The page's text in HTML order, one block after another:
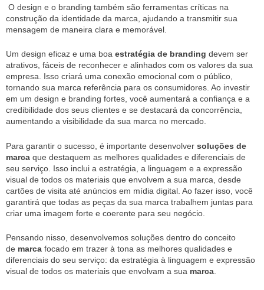
O design e o branding também são ferramentas críticas na
construção da identidade da marca, ajudando a transmitir sua
mensagem de maneira clara e memorável.
Um design eficaz e uma boa estratégia de branding devem ser
atrativos, fáceis de reconhecer e alinhados com os valores da sua
empresa. Isso criará uma conexão emocional com o público,
tornando sua marca referência para os consumidores. Ao investir
em um design e branding fortes, você aumentará a confiança e a
credibilidade dos seus clientes e se destacará da concorrência,
aumentando a visibilidade da sua marca no mercado.
Para garantir o sucesso, é importante desenvolver soluções de
marca que destaquem as melhores qualidades e diferenciais de
seu serviço. Isso inclui a estratégia, a linguagem e a expressão
visual de todos os materiais que envolvem a sua marca, desde
cartões de visita até anúncios em mídia digital. Ao fazer isso, você
garantirá que todas as peças da sua marca trabalhem juntas para
criar uma imagem forte e coerente para seu negócio.
Pensando nisso, desenvolvemos soluções dentro do conceito
de marca focado em trazer à tona as melhores qualidades e
diferenciais do seu serviço: da estratégia à linguagem e expressão
visual de todos os materiais que envolvam a sua marca.